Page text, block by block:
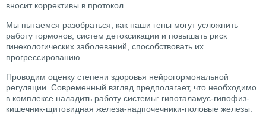
вносит коррективы в протокол.
Мы пытаемся разобраться, как наши гены могут усложнить
работу гормонов, систем детоксикации и повышать риск
гинекологических заболеваний, способствовать их
прогрессированию.
Проводим оценку степени здоровья нейрогормональной
регуляции. Современный взгляд предполагает, что необходимо
в комплексе наладить работу системы: гипоталамус-гипофиз-
кишечник-щитовидная железа-надпочечники-половые железы.